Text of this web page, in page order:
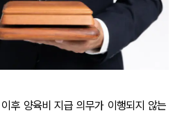
후 양육비 지급 의무가 이행되지 않는